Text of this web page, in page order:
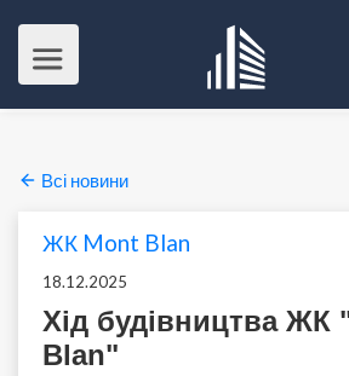
Всі новини
ЖК Mont Blan
18.12.2025
Хід будівництва ЖК
Blan"